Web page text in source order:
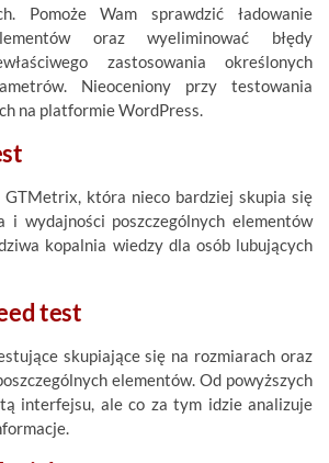
Pomoże Wam sprawdzić ładowanie
oraz wyeliminować błędy
zastosowania określonych
Nieoceniony przy testowania
na platformie WordPress.
GTMetrix, która nieco bardziej skupia się
i wydajności poszczególnych elementów
kopalnia wiedzy dla osób lubujących
test
skupiające się na rozmiarach oraz
elementów. Od powyższych
interfejsu, ale co za tym idzie analizuje